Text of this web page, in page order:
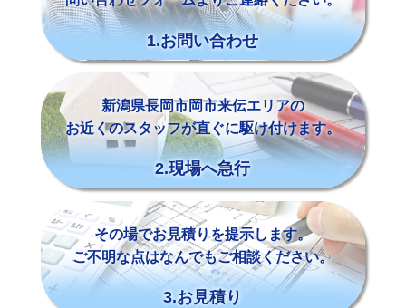
1.お問い合わせ
新潟県長岡市岡市来伝エリアの
お近くのスタッフが直ぐに駆け付けます。
2.現場へ急行
その場でお見積りを提示します。
ご不明な点はなんでもご相談ください。
3.お見積り